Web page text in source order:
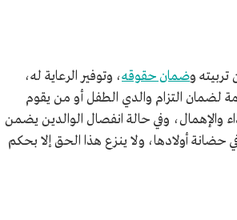
وضمان حقوقه، وتوفير الرعاية له،
لضمان التزام والدي الطفل أو من يقوم
والإهمال، وفي حالة انفصال الوالدين يضمن
حضانة أولادها، ولا ينزع هذا الحق إلا بحكم